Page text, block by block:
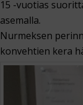
15 -vuotias
asemalla.
Nurmeksen
konvehtien kera